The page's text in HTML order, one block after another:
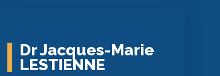
Dr Jacques-Marie
LESTIENNE